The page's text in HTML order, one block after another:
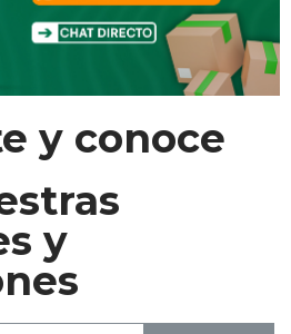
y conoce
y